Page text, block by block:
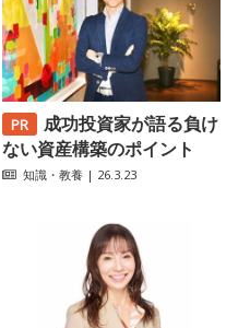
成功投資家が語る負け
ない資産構築のポイント
知識・教養 | 26.3.23